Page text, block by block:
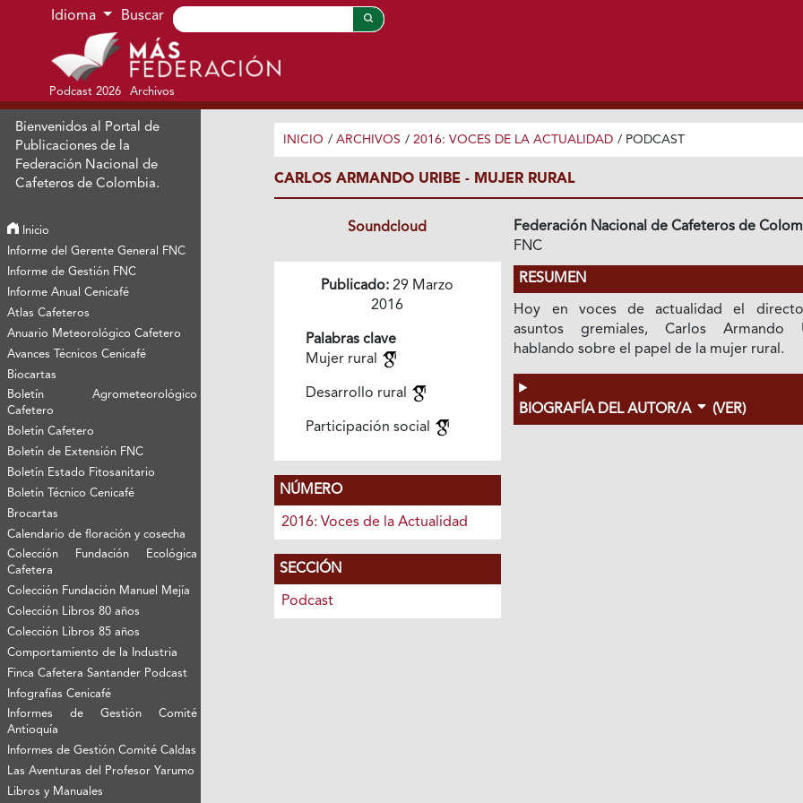
Ir al menú de navegación principal
Ir al contenido principal
Ir al pie de página del sitio
Idioma Buscar
Podcast 2026 Archivos
Bienvenidos al Portal de
Publicaciones de la
Federación Nacional de
Cafeteros de Colombia.
Inicio
Informe del Gerente General FNC
Informe de Gestión FNC
Informe Anual Cenicafé
Atlas Cafeteros
Anuario Meteorológico Cafetero
Avances Técnicos Cenicafé
Biocartas
Boletín Agrometeorológico
Cafetero
Boletín Cafetero
Boletín de Extensión FNC
Boletín Estado Fitosanitario
Boletín Técnico Cenicafé
Brocartas
Calendario de floración y cosecha
Colección Fundación Ecológica
Cafetera
Colección Fundación Manuel Mejía
Colección Libros 80 años
Colección Libros 85 años
Comportamiento de la Industria
Finca Cafetera Santander Podcast
Infografías Cenicafé
Informes de Gestión Comité
Antioquía
Informes de Gestión Comité Caldas
Las Aventuras del Profesor Yarumo
Libros y Manuales
INICIO / ARCHIVOS / 2016: VOCES DE LA ACTUALIDAD / PODCAST
CARLOS ARMANDO URIBE - MUJER RURAL
Soundcloud
Publicado: 29 Marzo
2016
Palabras clave
Mujer rural
Desarrollo rural
Participación social
NÚMERO
2016: Voces de la Actualidad
SECCIÓN
Podcast
Federación Nacional de Cafeteros de
FNC
RESUMEN
Hoy en voces de actualidad el
asuntos gremiales, Carlos Armando
hablando sobre el papel de la mujer rural.
BIOGRAFÍA DEL AUTOR/A (VER)